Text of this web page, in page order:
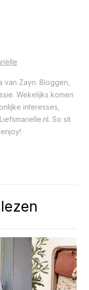
van Zayn. Bloggen,
Wekelijks komen
interesses,
So sit